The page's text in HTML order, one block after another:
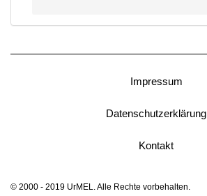
Impressum
Datenschutzerklärung
Kontakt
© 2000 - 2019 UrMEL. Alle Rechte vorbehalten.